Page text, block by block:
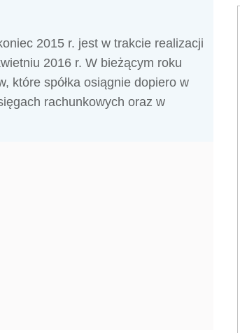
2015 r. jest w trakcie realizacji
2016 r. W bieżącym roku
które spółka osiągnie dopiero w
rachunkowych oraz w